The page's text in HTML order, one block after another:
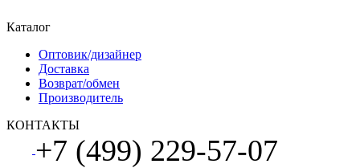
Каталог
Оптовик/дизайнер
Доставка
Возврат/обмен
Производитель
КОНТАКТЫ
+7 (499) 229-57-07